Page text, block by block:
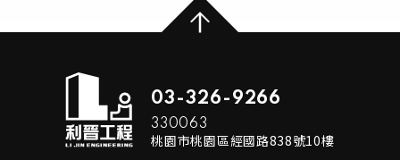
03-326-9266
330063
桃園市桃園區經國路838號10樓